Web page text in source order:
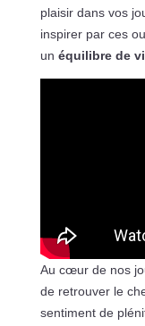
plaisir dans vos
inspirer par ces
un équilibre de
Au cœur de nos
de retrouver le
sentiment de